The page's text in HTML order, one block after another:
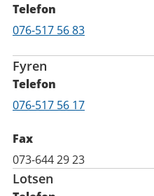
Telefon
Telefon
076-517 56 83
Fyren
Telefon
Mobil
076-517 56 17
Fax
073-644 29 23
Lotsen